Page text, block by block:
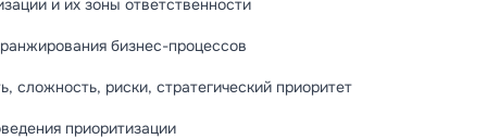
и их зоны ответственности
бизнес-процессов
сложность, риски, стратегический приоритет
приоритизации